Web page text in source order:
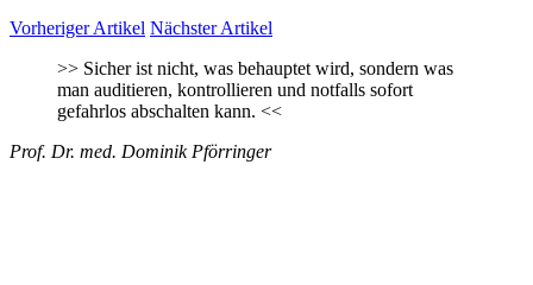
Vorheriger Artikel Nächster Artikel
>> Sicher ist nicht, was behauptet wird, sondern was
man auditieren, kontrollieren und notfalls sofort
gefahrlos abschalten kann. <<
Prof. Dr. med. Dominik Pförringer